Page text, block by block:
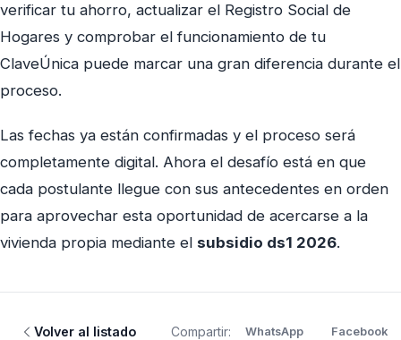
verificar tu ahorro, actualizar el Registro Social de
Hogares y comprobar el funcionamiento de tu
ClaveÚnica puede marcar una gran diferencia durante el
proceso.
Las fechas ya están confirmadas y el proceso será
completamente digital. Ahora el desafío está en que
cada postulante llegue con sus antecedentes en orden
para aprovechar esta oportunidad de acercarse a la
vivienda propia mediante el subsidio ds1 2026.
Volver al listado Compartir: WhatsApp Facebook